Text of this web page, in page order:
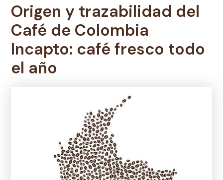
Origen y trazabilidad del
Café de Colombia
Incapto: café fresco todo
el año